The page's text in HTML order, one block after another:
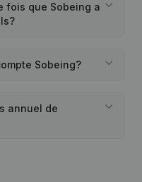
fois que Sobeing a
Sobeing?
annuel de